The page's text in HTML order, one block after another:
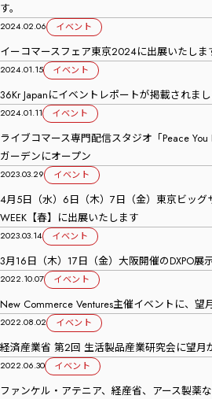
す。
2024.02.06 イベント
イーコマースフェア東京2024に出展いたしま
2024.01.15 イベント
36Kr Japanにイベントレポートが掲載されま
2024.01.11 イベント
ライブコマース専門配信スタジオ「Peace
ガーデンにオープン
2023.03.29 イベント
4月5日（水）6日（木）7日（金）東京ビッグ
WEEK【春】に出展いたします
2023.03.14 イベント
3月16日（木）17日（金）大阪開催のDXPO展
2022.10.07 イベント
New Commerce Ventures主催イベントに、望
2022.08.02 イベント
経済産業省 第2回 生活製品産業研究会に望月
2022.06.30 イベント
ファンケル・アテニア、経産省、アース製薬